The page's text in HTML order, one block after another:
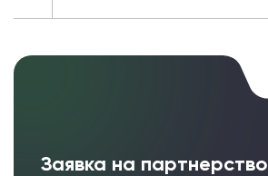
Заявка на партнерство